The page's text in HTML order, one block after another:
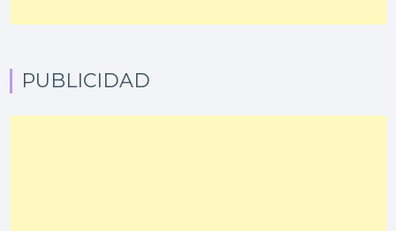
PUBLICIDAD